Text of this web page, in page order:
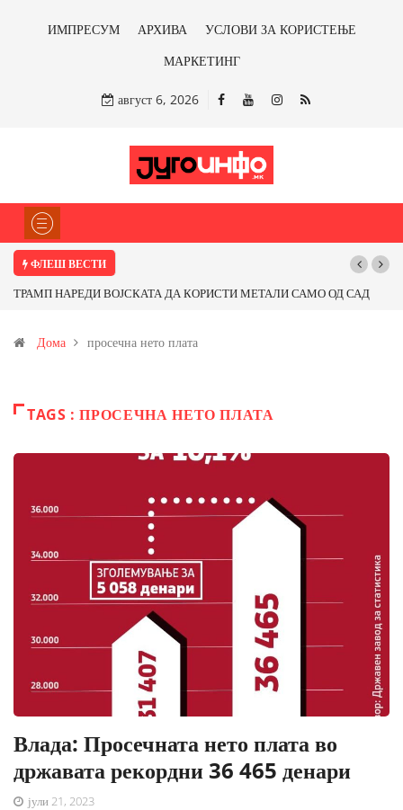
ИМПРЕСУМ АРХИВА
УСЛОВИ ЗА КОРИСТЕЊЕ
МАРКЕТИНГ
август 6, 2026
ФЛЕШ ВЕСТИ
ТРАМП НАРЕДИ ВОЈСКАТА ДА КОРИСТИ МЕТАЛИ САМО ОД САД
Иловица и со антимонот?
Дома просечна нето плата
TAGS : ПРОСЕЧНА НЕТО ПЛАТА
Влада: Просечната нето плата во
државата рекордни 36 465 денари
јули 21, 2023